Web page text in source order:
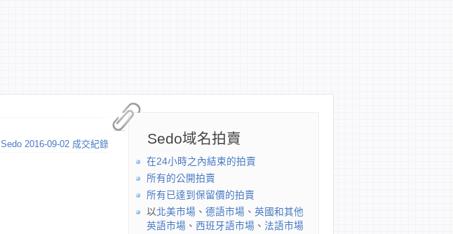
Sedo域名拍賣
在24小時之內結束的拍賣
所有的公開拍賣
所有已達到保留價的拍賣
以北美市場 、 德語市場 、 英國和其他
英語市場 、 西班牙語市場 、 法語市場
Sedo 2016-09-02 成交紀錄